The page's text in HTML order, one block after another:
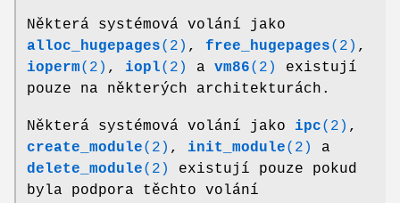
Některá systémová volání jako
alloc_hugepages(2) , free_hugepages(2) ,
ioperm(2) , iopl(2) a vm86(2)
existují
pouze na některých architekturách.
Některá systémová volání jako ipc(2) ,
create_module(2) , init_module(2)
a
delete_module(2)
existují pouze pokud
byla podpora těchto volání